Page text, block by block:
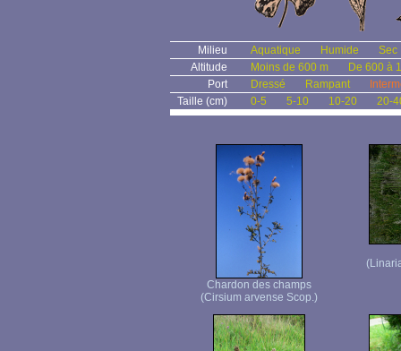
Milieu Aquatique Humide
Sec
Altitude
Moins de 600 m
De 600 à
Port
Dressé Rampant
Taille (cm)
0-5 5-10 10-20 20-
Chardon des champs
(Cirsium arvense Scop.)